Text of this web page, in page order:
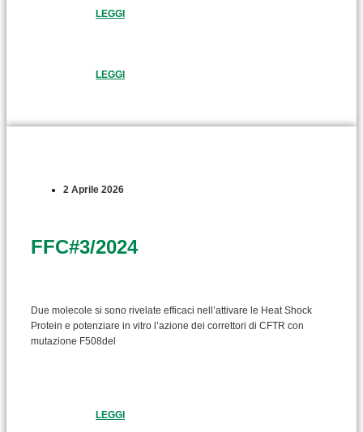
LEGGI
LEGGI
2 Aprile 2026
FFC#3/2024
Due molecole si sono rivelate efficaci nell’attivare le Heat Shock
Protein e potenziare in vitro l’azione dei correttori di CFTR con
mutazione F508del
LEGGI